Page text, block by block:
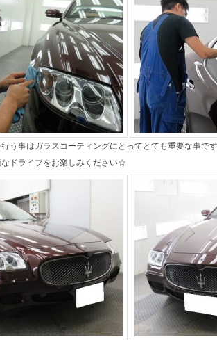
う事はガラスコーティングにとってとても重要な事で
ドライブをお楽しみください☆